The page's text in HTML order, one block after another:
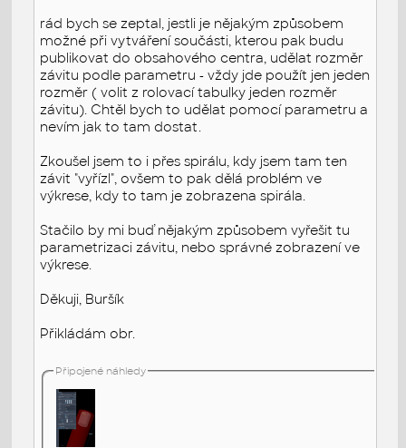
rád bych se zeptal, jestli je nějakým způsobem
možné při vytváření součásti, kterou pak budu
publikovat do obsahového centra, udělat rozměr
závitu podle parametru - vždy jde použít jen jeden
rozměr ( volit z rolovací tabulky jeden rozměr
závitu). Chtěl bych to udělat pomocí parametru a
nevím jak to tam dostat.
Zkoušel jsem to i přes spirálu, kdy jsem tam ten
závit "vyřízl", ovšem to pak dělá problém ve
výkrese, kdy to tam je zobrazena spirála.
Stačilo by mi buď nějakým způsobem vyřešit tu
parametrizaci závitu, nebo správné zobrazení ve
výkrese.
Děkuji, Buršík
Přikládám obr.
Připojené náhledy